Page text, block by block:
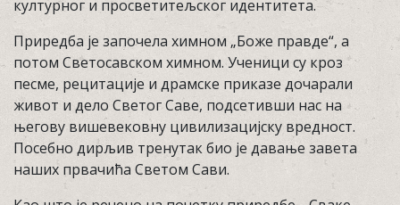
културног и просветитељског идентитета.
Приредба је започела химном „Боже правде“, а
потом Светосавском химном. Ученици су кроз
песме, рецитације и драмске приказе дочарали
живот и дело Светог Саве, подсетивши нас на
његову вишевековну цивилизацијску вредност.
Посебно дирљив тренутак био је давање завета
наших првачића Светом Сави.